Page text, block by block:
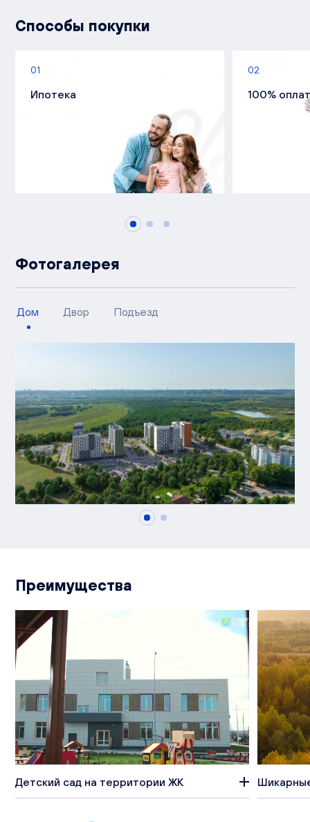
Способы покупки
01
Ипотека
02
100%
Фотогалерея
Дом Двор Подъезд
Преимущества
Детский сад на территории ЖК